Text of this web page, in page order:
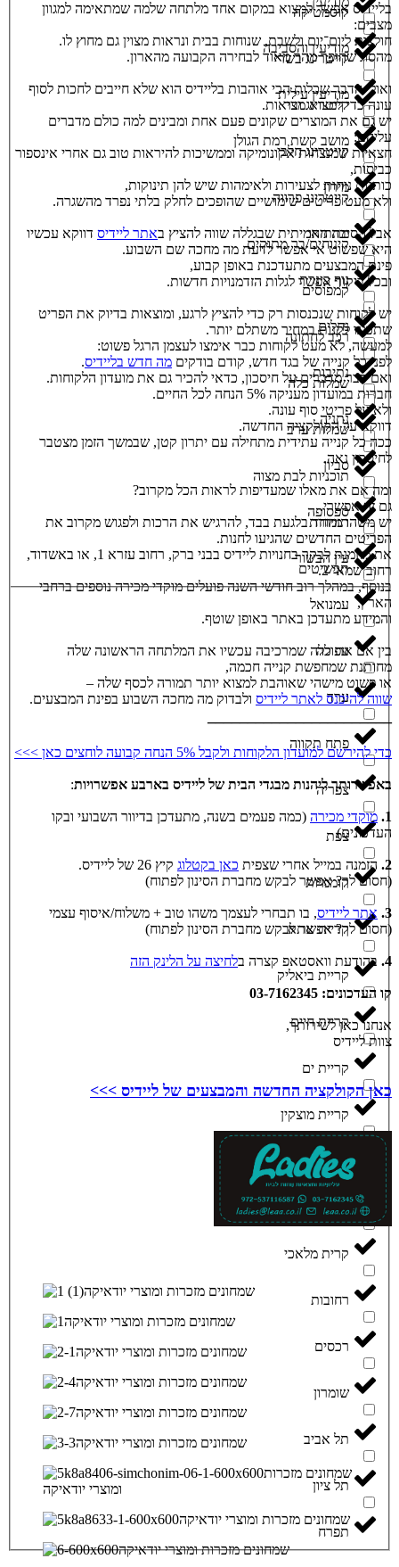
קוסמטיקה
קייטרינג בשרי
קייטרינג ובר
קייטרינג חלבי
קייטרינג פרווה
קינוחים/בר מתוקים
קמפוסים
רכב לחתונה
שמלות כלה
שמלות ערב
תוכניות לבת מצוה
תזמורת
תכשיטים
מודיעין והסביבה
מודיעין עילית
מושב קשת רמת הגולן
מירון
מתתיהו
נוף כינרת
נחלים
נתיבות
נתניה
סביון
ספסופה
עין הבשור
עמנואל
עפולה
ערד
פתח תקווה
צפריה
צפת
קוממיות
קריית אתא
קריית ביאליק
קריית חיים
קריית ים
קריית מוצקין
קרית גת
קרית יערים
קרית מלאכי
רחובות
רכסים
שומרון
תל אביב
תל ציון
תפרח
בליידיס אפשר למצוא במקום אחד מלתחה שלמה שמתאימה למגוון
מצבים:
חולצות ליום־יום ולשבת, שנוחות בבית ונראות מצוין גם מחוץ לו.
מהסוג שהופך מהר מאוד לבחירה הקבועה מהארון.
ואולי הדבר שכלות הכי אוהבות בליידיס הוא שלא חייבים לחכות לסוף
עונה כדי למצוא מציאות.
יש גם את המוצרים שקונים פעם אחת ומבינים למה כולם מדברים
עליהם:
חצאיות שמנצחות אקונומיקה וממשיכות להיראות טוב גם אחרי אינספור
כביסות,
כותנות נוחות לצעירות ולאימהות שיש להן תינוקות,
ולא מעט פריטים שימושיים שהופכים לחלק בלתי נפרד מהשגרה.
אבל הסיבה האמיתית שבגללה שווה להציץ באתר ליידיסדווקא עכשיו
היא שפשוט אי אפשר לדעת מה מחכה שם השבוע.
פינת המבצעים מתעדכנת באופן קבוע,
ובכל ביקור אפשר לגלות הזדמנויות חדשות.
יש לקוחות שנכנסות רק כדי להציץ לרגע, ומוצאות בדיוק את הפריט
שתכננו לקנות במחיר משתלם יותר.
למעשה, לא מעט לקוחות כבר אימצו לעצמן הרגל פשוט:
לפני כל קנייה של בגד חדש, קודם בודקים מה חדש בליידיס.
ואם כבר מדברים על חיסכון, כדאי להכיר גם את מועדון הלקוחות.
חברות במועדון מעניקה 5% הנחה לכל החיים.
ולא על פריטי סוף עונה.
דווקא על הקולקציה החדשה.
ככה כל קנייה עתידית מתחילה עם יתרון קטן, שבמשך הזמן מצטבר
לחיסכון נאה.
ומה אם את מאלו שמעדיפות לראות הכל מקרוב?
גם זה אפשרי.
יש משהו מיוחד בלגעת בבד, להרגיש את הרכות ולפגוש מקרוב את
הפריטים החדשים שהגיעו לחנות.
את מוזמנת לבקר בחנויות ליידיס בבני ברק, רחוב עזרא 1, או באשדוד,
רחוב שמאי 2.
בנוסף, במהלך רוב חודשי השנה פועלים מוקדי מכירה נוספים ברחבי
הארץ,
והמידע מתעדכן באתר באופן שוטף.
בין אם את כלה שמרכיבה עכשיו את המלתחה הראשונה שלה
מחותנת שמחפשת קנייה חכמה,
או פשוט מישהי שאוהבת למצוא יותר תמורה לכסף שלה –
שווה להיכנס לאתר ליידיסולבדוק מה מחכה השבוע בפינת המבצעים.
_______________________
כדי להירשם למועדון הלקוחות ולקבל 5% הנחה קבועה לוחצים כאן >>>
באפשרותך ליהנות מבגדי הבית של ליידיס בארבע אפשרויות:
1. מוקדי מכירה(כמה פעמים בשנה, מתעדכן בדיוור השבועי ובקו
העדכונים)
2. הזמנה במייל אחרי שצפית כאן בקטלוגקיץ 26 של ליידיס.
(חסום לך? אפשר לבקש מחברת הסינון לפתוח)
3. אתר ליידיס, בו תבחרי לעצמך משהו טוב + משלוח/איסוף עצמי
(חסום לך? אפשר לבקש מחברת הסינון לפתוח)
4. בהודעת וואסטאפ קצרה בלחיצה על הלינק הזה
קו העדכונים: 03-7162345
אנחנו כאן לשירותך,
צוות ליידיס
כאן הקולקציה החדשה והמבצעים של ליידיס >>>